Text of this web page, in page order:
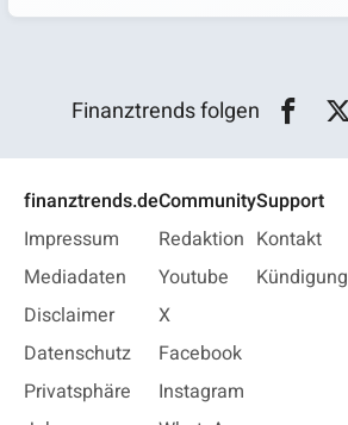
Finanztrends folgen
finanztrends.de
Impressum
Mediadaten
Disclaimer
Datenschutz
Privatsphäre
Community
Redaktion
Youtube
X
Facebook
Instagram
Support
Kontakt
Kündigung